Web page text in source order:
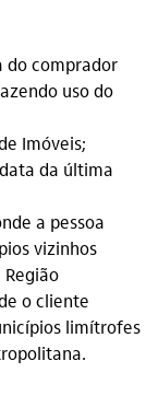
do comprador
uso do
Imóveis;
da última
a pessoa
vizinhos
o cliente
limítrofes